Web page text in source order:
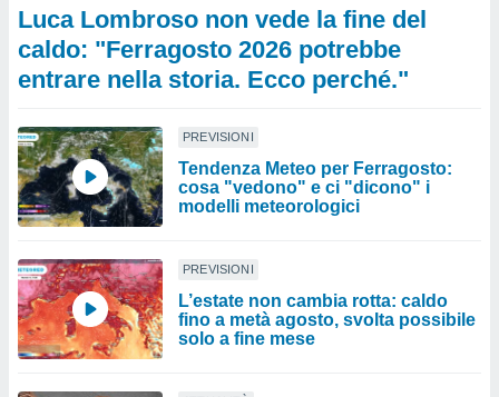
Luca Lombroso non vede la fine del
caldo: "Ferragosto 2026 potrebbe
entrare nella storia. Ecco perché."
PREVISIONI
Tendenza Meteo per Ferragosto:
cosa "vedono" e ci "dicono" i
modelli meteorologici
PREVISIONI
L’estate non cambia rotta: caldo
fino a metà agosto, svolta possibile
solo a fine mese